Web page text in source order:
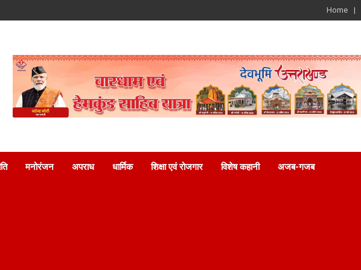
Home
मनोरंजन अपराध धार्मिक शिक्षा एवं रोजगार विशेष कहानी अजब-गजब